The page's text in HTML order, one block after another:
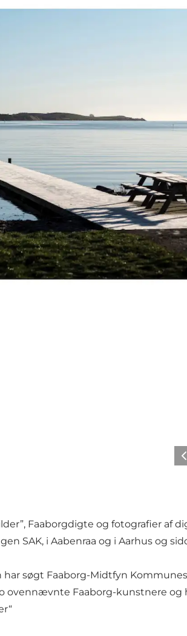
Faaborgdigte og fotografier af
SAK, i Aabenraa og i Aarhus og
søgt Faaborg-Midtfyn
ovennævnte Faaborg-kunstnere